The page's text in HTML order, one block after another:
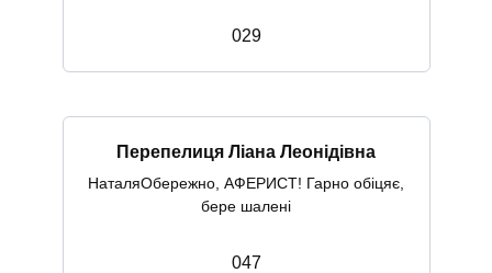
029
Перепелиця Ліана Леонідівна
НаталяОбережно, АФЕРИСТ! Гарно обіцяє,
бере шалені
047